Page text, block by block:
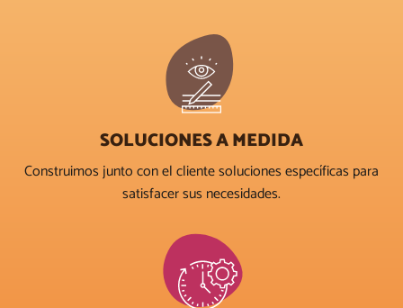
SOLUCIONES A MEDIDA
Construimos junto con el cliente soluciones específicas para
satisfacer sus necesidades.